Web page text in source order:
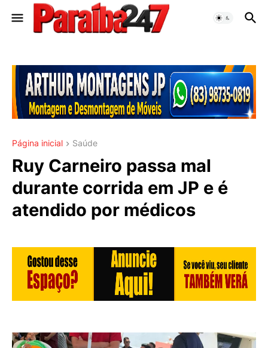
Página inicial Saúde
Ruy Carneiro passa mal
durante corrida em JP e é
atendido por médicos